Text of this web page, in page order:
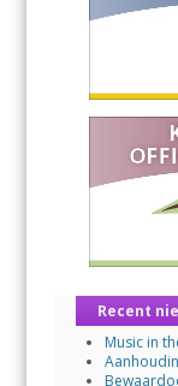
Recent
Music in